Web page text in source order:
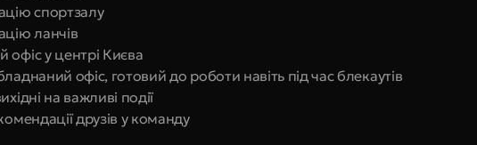
спортзалу
ланчів
у центрі Києва
офіс, готовий до роботи навіть під час блекаутів
на важливі події
друзів у команду